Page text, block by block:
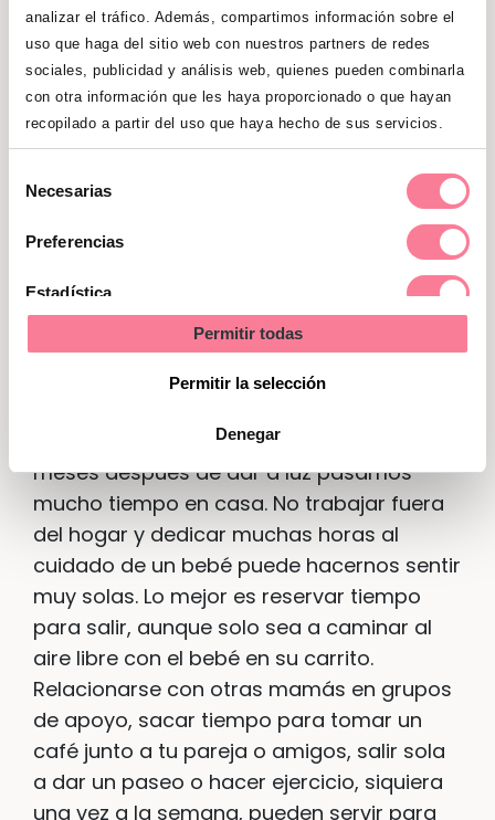
analizar el tráfico. Además, compartimos información sobre el
uso que haga del sitio web con nuestros partners de redes
sociales, publicidad y análisis web, quienes pueden combinarla
con otra información que les haya proporcionado o que hayan
recopilado a partir del uso que haya hecho de sus servicios.
Necesarias
Preferencias
Estadística
Permitir todas
Permitir la selección
Denegar
Una vez que hemos conocido los síntomas
y los factores de riesgo de la depresión
postparto, es importante saber con
prevenirla y qué hacer para superarla.
parto
Aunque como hemos visto, la depresión
postparto es bastante común, hay
algunascosas que pueden ayudar a
prevenir la depresión post parto
: Con frecuencia los primeros
meses después de dar a luz pasamos
mucho tiempo en casa. No trabajar fuera
del hogar y dedicar muchas horas al
cuidado de un bebé puede hacernos sentir
muy solas. Lo mejor es reservar tiempo
para salir, aunque solo sea a caminar al
aire libre con el bebé en su carrito.
Relacionarse con otras mamás en grupos
de apoyo, sacar tiempo para tomar un
café junto a tu pareja o amigos, salir sola
a dar un paseo o hacer ejercicio, siquiera
una vez a la semana, pueden servir para